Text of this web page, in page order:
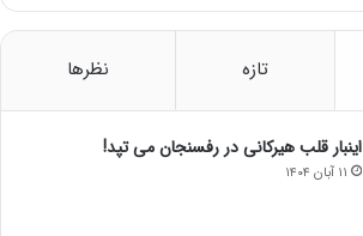
تازه نظرها
اینبار قلب هیرکانی در رفسنجان می تپد!
۱۱ آبان ۱۴۰۴